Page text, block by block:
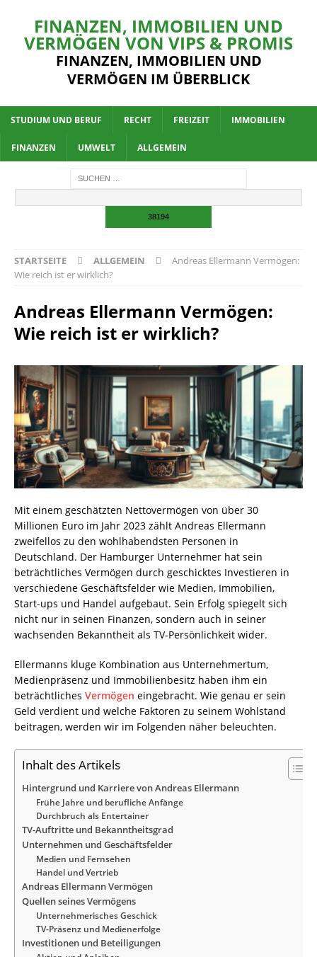
FINANZEN, IMMOBILIEN UND
VERMÖGEN VON VIPS & PROMIS
FINANZEN, IMMOBILIEN UND
VERMÖGEN IM ÜBERBLICK
STUDIUM UND BERUF RECHT FREIZEIT IMMOBILIEN
FINANZEN UMWELT ALLGEMEIN
STARTSEITE ALLGEMEIN
Andreas Ellermann Vermögen:
Wie reich ist er wirklich?
Andreas Ellermann Vermögen:
Wie reich ist er wirklich?
Mit einem geschätzten Nettovermögen von über 30
Millionen Euro im Jahr 2023 zählt Andreas Ellermann
zweifellos zu den wohlhabendsten Personen in
Deutschland. Der Hamburger Unternehmer hat sein
beträchtliches Vermögen durch geschicktes Investieren in
verschiedene Geschäftsfelder wie Medien, Immobilien,
Start-ups und Handel aufgebaut. Sein Erfolg spiegelt sich
nicht nur in seinen Finanzen, sondern auch in seiner
wachsenden Bekanntheit als TV-Persönlichkeit wider.
Ellermanns kluge Kombination aus Unternehmertum,
Medienpräsenz und Immobilienbesitz haben ihm ein
beträchtliches Vermögen eingebracht. Wie genau er sein
Geld verdient und welche Faktoren zu seinem Wohlstand
beitragen, werden wir im Folgenden näher beleuchten.
Inhalt des Artikels
Hintergrund und Karriere von Andreas Ellermann
Frühe Jahre und berufliche Anfänge
Durchbruch als Entertainer
TV-Auftritte und Bekanntheitsgrad
Unternehmen und Geschäftsfelder
Medien und Fernsehen
Handel und Vertrieb
Andreas Ellermann Vermögen
Quellen seines Vermögens
Unternehmerisches Geschick
TV-Präsenz und Medienerfolge
Investitionen und Beteiligungen